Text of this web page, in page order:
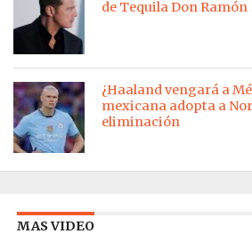
de Tequila Don Ramón
¿Haaland vengará a
mexicana adopta a
eliminación
MAS VIDEO